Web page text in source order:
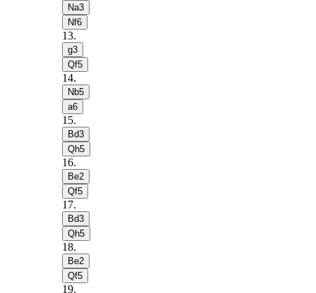
Na3
Nf6
13.
g3
Qf5
14.
Nb5
a6
15.
Bd3
Qh5
16.
Be2
Qf5
17.
Bd3
Qh5
18.
Be2
Qf5
19.